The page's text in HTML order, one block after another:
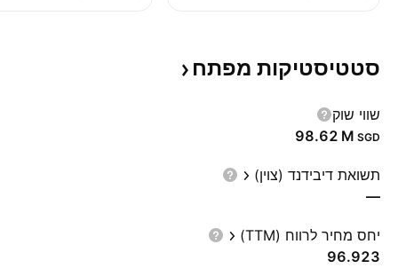
סטטיסטיקות מפתח
שווי שוק
‪98.62 M‬ SGD
תשואת דיבידנד (צוין)
—
יחס מחיר לרווח (TTM)
96.923